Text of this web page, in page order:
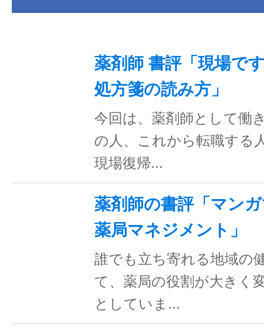
薬剤師 書評「現場で
処方箋の読み方」
今回は、薬剤師として働
の人、これから転職する
現場復帰...
薬剤師の書評「マン
薬局マネジメント」
誰でも立ち寄れる地域の
て、薬局の役割が大きく
としていま...